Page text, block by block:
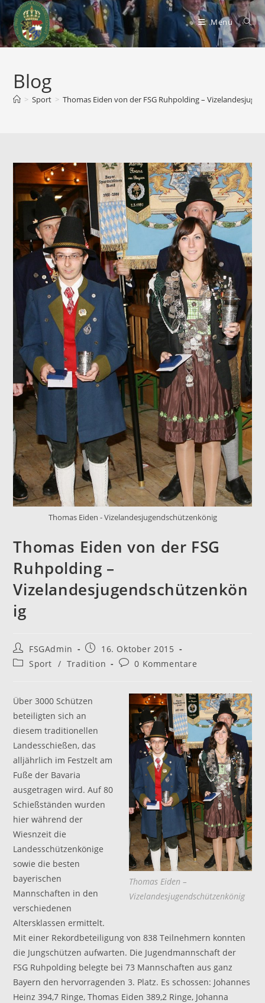
Zum
Inhalt
springen
Menü
Blog
> Sport > Thomas Eiden von der FSG Ruhpolding –
Thomas Eiden - Vizelandesjugendschützenkönig
Thomas Eiden von der FSG
Ruhpolding –
Vizelandesjugendschützenkön
ig
Beitrags-
Autor:
FSGAdmin
Beitrag
veröffentlicht:
16. Oktober 2015
Beitrags-
Sport / Tradition
Beitrags-
0 Kommentare
Thomas Eiden –
Vizelandesjugendschützenkönig
Über 3000 Schützen
beteiligten sich an
diesem traditionellen
Landesschießen, das
alljährlich im Festzelt am
Fuße der Bavaria
ausgetragen wird. Auf 80
Schießständen wurden
hier während der
Wiesnzeit die
Landesschützenkönige
sowie die besten
bayerischen
Mannschaften in den
verschiedenen
Altersklassen ermittelt.
Mit einer Rekordbeteiligung von 838 Teilnehmern konnten
die Jungschützen aufwarten. Die Jugendmannschaft der
FSG Ruhpolding belegte bei 73 Mannschaften aus ganz
Bayern den hervorragenden 3. Platz. Es schossen: Johannes
Heinz 394,7 Ringe, Thomas Eiden 389,2 Ringe, Johanna